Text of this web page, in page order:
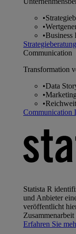
•
•
•Business
Strategieberatung
Communication
Transformation
•Data
•
•
Communication
Statista R
und Anbieter
veröffentlicht
Erfahren Sie